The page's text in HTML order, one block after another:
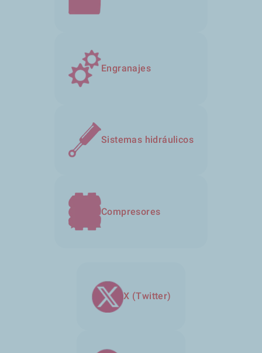
Engranajes
Sistemas hidráulicos
Compresores
X (Twitter)